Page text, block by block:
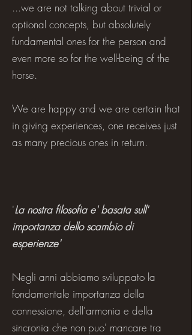
...we are not talking about trivial or
optional concepts, but absolutely
fundamental ones for the person and
even more so for the well-being of the
horse.
We are happy and we are certain that
in giving experiences, one receives just
as many precious ones in return.
'La nostra filosofia e' basata sull'
importanza dello scambio di
esperienze'
Negli anni abbiamo sviluppato la
fondamentale importanza della
connessione, dell'armonia e della
sincronia che non puo' mancare tra